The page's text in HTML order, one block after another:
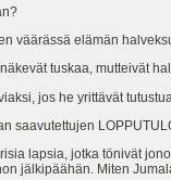
väärässä elämän
tuskaa, mutteivät
jos he yrittävät
saavutettujen
lapsia, jotka tönivät
jälkipäähän. Miten